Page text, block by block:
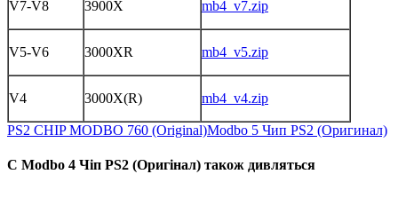
V7-V8 3900X mb4_v7.zip
V5-V6 3000XR mb4_v5.zip
V4 3000X(R) mb4_v4.zip
PS2 CHIP MODBO 760 (Original)Modbo 5 Чип PS2 (Оригинал)
С Modbo 4 Чіп PS2 (Оригінал) також дивляться